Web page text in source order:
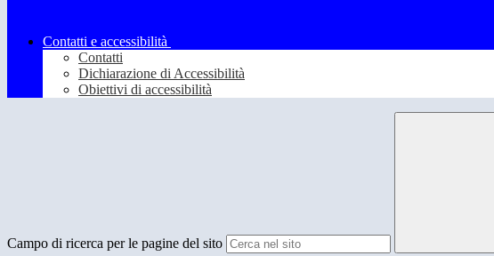
Contatti e accessibilità
Contatti
Dichiarazione di Accessibilità
Obiettivi di accessibilità
Campo di ricerca per le pagine del sito